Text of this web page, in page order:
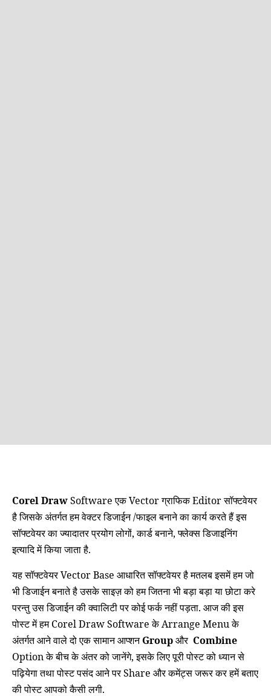
Corel DrawSoftwareएकVectorग्राफिकEditorसॉफ्टवेयर
है जिसके अंतर्गत हम वेक्टर डिजाईन /फाइल बनाने का कार्य करते हैं इस
सॉफ्टवेयर का ज्यादातर प्रयोग लोगों, कार्ड बनाने, फ्लेक्स डिजाइनिंग
इत्यादि में किया जाता है.
यह सॉफ्टवेयरVector Base आधारित सॉफ्टवेयरहै मतलब इसमें हम जो
भी डिजाईन बनाते है उसके साइज़ को हम जितना भी बड़ा बड़ा या छोटा करे
परन्तु उस डिजाईन की क्वालिटी पर कोई फर्क नहीं पड़ता. आज की इस
पोस्ट में हम Corel Draw Software के Arrange Menu के
अंतर्गत आने वाले दो एक सामान आप्शनGroupऔर Combine
Option के बीच के अंतर को जानेंगे, इसके लिए पूरी पोस्ट को ध्यान से
पढ़ियेगा तथा पोस्ट पसंद आने पर Share और कमेंट्स जरूर कर हमें बताए
की पोस्ट आपको कैसी लगी.